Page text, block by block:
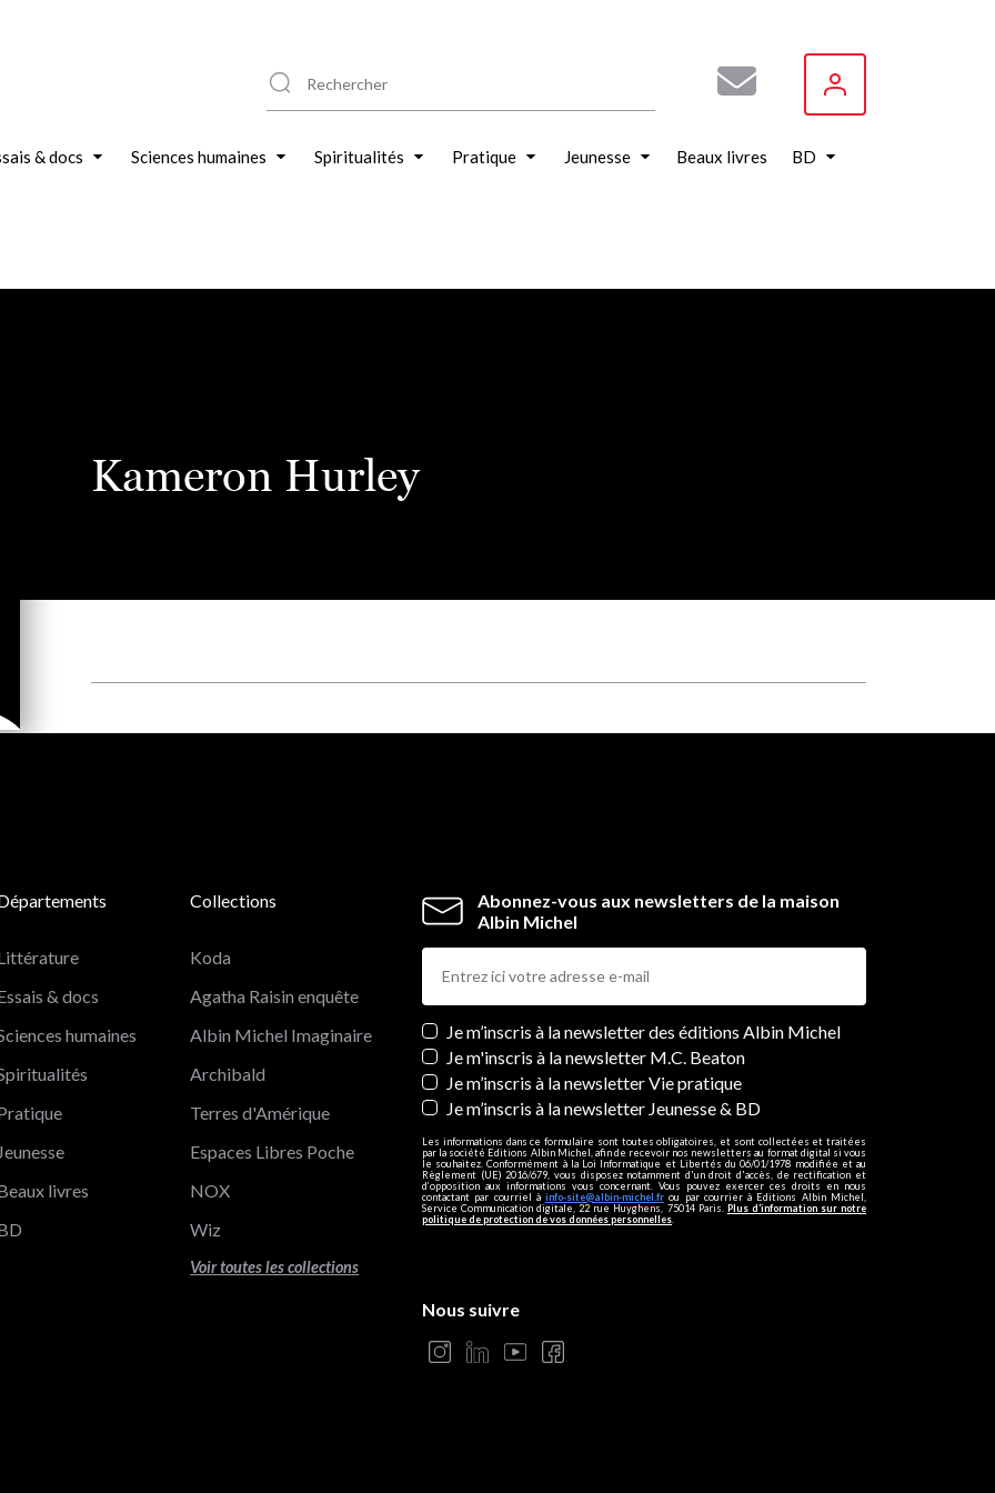
& docs Sciences humaines Spiritualités Pratique Jeunesse Beaux livres BD
Kameron Hurley
Abonnez-vous aux newsletters de la maison
Albin Michel
Newsletters
Je m’inscris à la newsletter des éditions Albin Michel
Je m'inscris à la newsletter M.C. Beaton
Je m’inscris à la newsletter Vie pratique
Je m’inscris à la newsletter Jeunesse & BD
Les informations dans ce formulaire sont toutes obligatoires, et sont collectées et traitées
par la société Editions Albin Michel, afin de recevoir nos newsletters au format digital si vous
le souhaitez. Conformément à la Loi Informatique et Libertés du 06/01/1978 modifiée et au
Règlement (UE) 2016/679, vous disposez notamment d'un droit d'accès, de rectification et
d’opposition aux informations vous concernant. Vous pouvez exercer ces droits en nous
contactant par courriel àinfo-site@albin-michel.fr ou par courrier à Editions Albin Michel,
Service Communication digitale, 22 rue Huyghens, 75014 Paris. Plus d’information sur notre
politique de protection de vos données personnelles
& docs
humaines
Jeunesse
livres
Collections
Koda
Agatha Raisin enquête
Albin Michel Imaginaire
Archibald
Terres d'Amérique
Espaces Libres Poche
NOX
Wiz
Voir toutes les collections
Nous suivre